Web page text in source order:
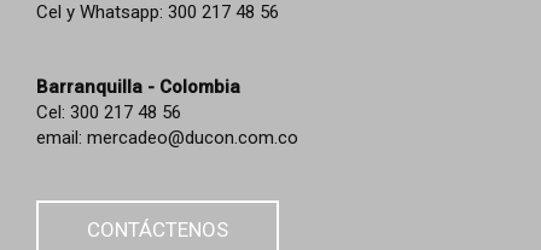
Cel y Whatsapp: 300 217 48 56
Barranquilla - Colombia
Cel: 300 217 48 56
email: mercadeo@ducon.com.co
CONTÁCTENOS